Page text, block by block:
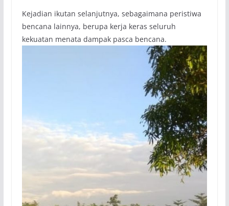
Kejadian ikutan selanjutnya, sebagaimana peristiwa
bencana lainnya, berupa kerja keras seluruh
kekuatan menata dampak pasca bencana.